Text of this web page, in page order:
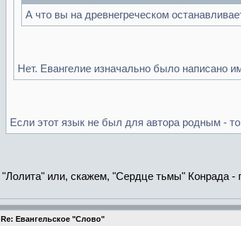
А что вы на древнегреческом
Нет. Евангелие изначально было написано
Если этот язык не был для автора родным -
"Лолита" или, скажем, "Сердце тьмы" Конрада -
Re: Евангельское "Слово"